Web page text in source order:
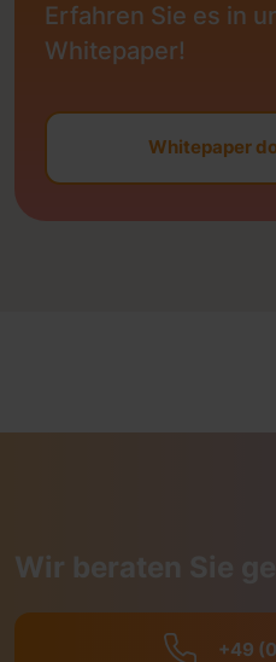
Erfahren Sie es in
Whitepaper!
Whitepaper
Wir beraten Sie
+49